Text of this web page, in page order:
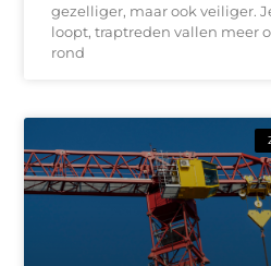
gezelliger, maar ook veiliger.
loopt, traptreden vallen meer
rond